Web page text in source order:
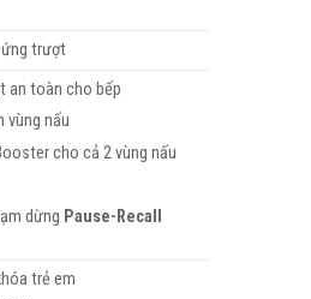
trượt
an toàn cho bếp
vùng nấu
cho cả 2 vùng nấu
dừng Pause-Recall
trẻ em